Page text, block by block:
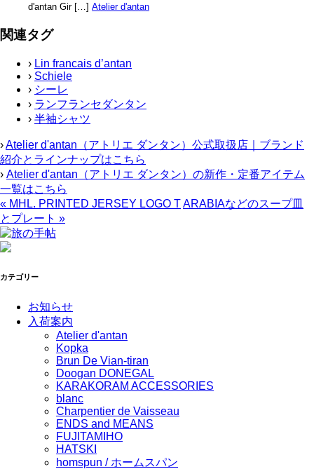
d'antan Gir […] Atelier d'antan
関連タグ
› Lin francais d’antan
› Schiele
› シーレ
› ランフランセダンタン
› 半袖シャツ
›Atelier d'antan（アトリエ ダンタン）公式取扱店｜ブランド
紹介とラインナップはこちら
› Atelier d'antan（アトリエ ダンタン）の新作・定番アイテム
一覧はこちら
« MHL. PRINTED JERSEY LOGO TARABIAなどのスープ皿
とプレート »
カテゴリー
お知らせ
入荷案内
Atelier d'antan
Kopka
Brun De Vian-tiran
Doogan DONEGAL
KARAKORAM ACCESSORIES
blanc
Charpentier de Vaisseau
ENDS and MEANS
FUJITAMIHO
HATSKI
homspun / ホームスパン